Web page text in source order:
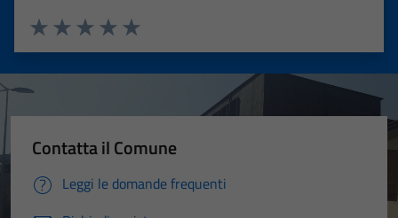
Valuta 5 stelle su 5
Valuta 4 stelle su 5
Valuta 3 stelle su 5
Valuta 2 stelle su 5
Valuta 1 stelle su 5
Contatta il Comune
Leggi le domande frequenti